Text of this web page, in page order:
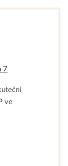
7
ve